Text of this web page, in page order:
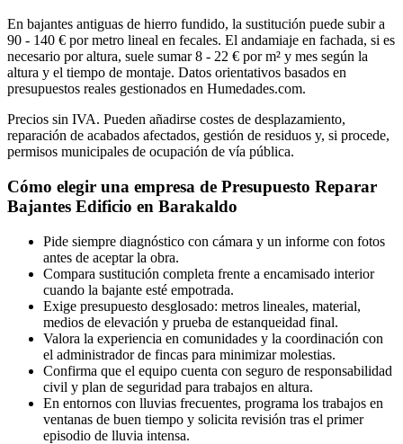
En bajantes antiguas de hierro fundido, la sustitución puede subir a
90 - 140 € por metro lineal en fecales. El andamiaje en fachada, si es
necesario por altura, suele sumar 8 - 22 € por m² y mes según la
altura y el tiempo de montaje. Datos orientativos basados en
presupuestos reales gestionados en Humedades.com.
Precios sin IVA. Pueden añadirse costes de desplazamiento,
reparación de acabados afectados, gestión de residuos y, si procede,
permisos municipales de ocupación de vía pública.
Cómo elegir una empresa de Presupuesto Reparar
Bajantes Edificio en Barakaldo
Pide siempre diagnóstico con cámara y un informe con fotos
antes de aceptar la obra.
Compara sustitución completa frente a encamisado interior
cuando la bajante esté empotrada.
Exige presupuesto desglosado: metros lineales, material,
medios de elevación y prueba de estanqueidad final.
Valora la experiencia en comunidades y la coordinación con
el administrador de fincas para minimizar molestias.
Confirma que el equipo cuenta con seguro de responsabilidad
civil y plan de seguridad para trabajos en altura.
En entornos con lluvias frecuentes, programa los trabajos en
ventanas de buen tiempo y solicita revisión tras el primer
episodio de lluvia intensa.